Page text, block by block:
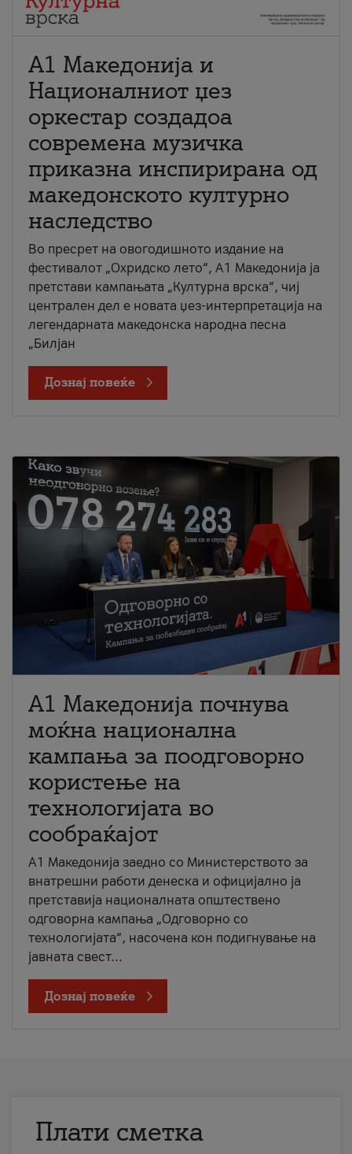
А1 Македонија и
Националниот џез
оркестар создадоа
современа музичка
приказна инспирирана од
македонското културно
наследство
Во пресрет на овогодишното издание на
фестивалот „Охридско лето“, А1 Македонија ја
претстави кампањата „Културна врска“, чиј
централен дел е новата џез-интерпретација на
легендарната македонска народна песна
„Билјан
Дознај повеќе
A1 Македонија почнува
моќна национална
кампања за поодговорно
користење на
технологијата во
сообраќајот
A1 Македонија заедно со Министерството за
внатрешни работи денеска и официјално ја
претставија националната општествено
одговорна кампања „Одговорно со
технологијата“, насочена кон подигнување на
јавната свест...
Дознај повеќе
Плати сметка